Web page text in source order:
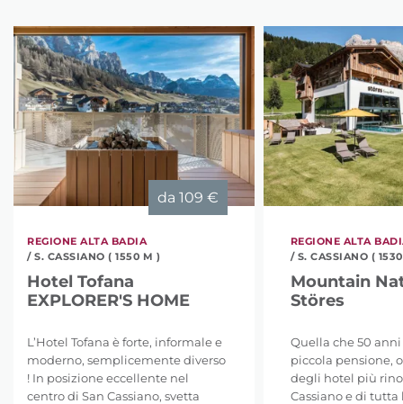
da 109 €
REGIONE ALTA BADIA
/ S. CASSIANO ( 1550 M )
Hotel Tofana
EXPLORER'S HOME
L’Hotel Tofana è forte, informale e
moderno, semplicemente diverso
! In posizione eccellente nel
centro di San Cassiano, svetta
REGIONE ALTA
/ S. CASSIANO (
Mountain
Störes
Quella che 50 anni
piccola pensione,
degli hotel più
Cassiano e di tutta